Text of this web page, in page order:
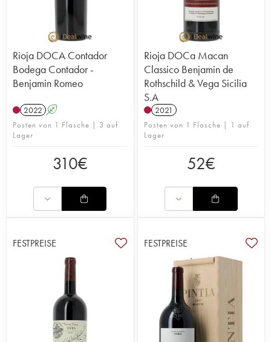
Rioja DOCA Contador
Bodega Contador -
Benjamin Romeo
2022 A
Posten von 1 Flasche | 3 auf
Lager
310€
Rioja DOCa Macan
Classico Benjamin de
Rothschild & Vega Sicilia
S.A
2021
Posten von 1 Flasche | 1 auf
Lager
52€
FESTPREISE FESTPREISE